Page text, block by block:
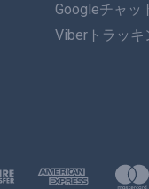
Googleチャッ
Viberトラッキ